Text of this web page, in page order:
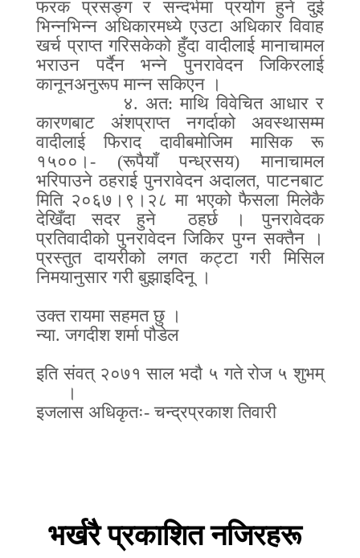
फरक प्रसङ्ग र सन्दर्भमा प्रयोग हुने दुई
भिन्नभिन्न अधिकारमध्ये एउटा अधिकार विवाह
खर्च प्राप्त गरिसकेको हुँदा वादीलाई मानाचामल
भराउन पर्दैन भन्ने पुनरावेदन जिकिरलाई
कानूनअनुरूप मान्न सकिएन ।
४. अत:माथि विवेचित आधार र
कारणबाट अंशप्राप्त नगर्दाको अवस्थासम्म
वादीलाई फिराद दावीबमोजिम मासिक रू
१५००। - (रूपैयाँ पन्ध्रसय)मानाचामल
भरिपाउने ठहराई पुनरावेदन अदालत,पाटनबाट
मिति २०६७।९।२८ मा भएको फैसला मिलेकै
देखिँदा सदर हुने
ठहर्छ । पुनरावेदक
प्रतिवादीको पुनरावेदन जिकिर पुग्न सक्तैन ।
प्रस्तुत दायरीको लगत कट्टा गरी मिसिल
निमयानुसार गरी बुझाइदिनू ।
उक्त रायमा सहमत छु ।
न्या.जगदीश शर्मा पौडेल
इति संवत् २०७१ साल भदौ ५ गते रोज ५ शुभम्
।
इजलास अधिकृतः-चन्द्रप्रकाश तिवारी
भर्खरै प्रकाशित नजिरहरू